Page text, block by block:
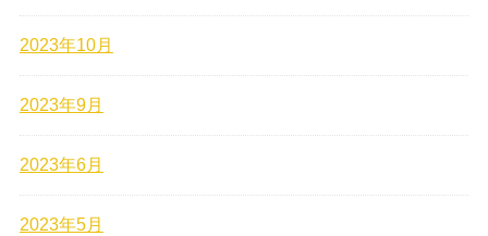
2023年10月
2023年9月
2023年6月
2023年5月